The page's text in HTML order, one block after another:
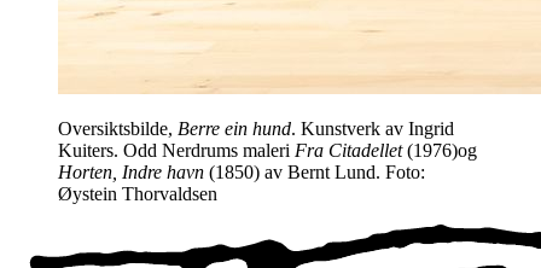
Oversiktsbilde, Berre ein hund. Kunstverk av Ingrid
Kuiters. Odd Nerdrums maleri Fra Citadellet(1976)og
Horten, Indre havn (1850) av Bernt Lund. Foto:
Øystein Thorvaldsen